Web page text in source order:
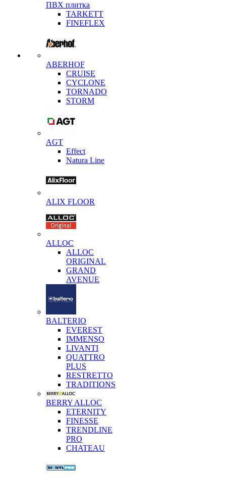
ПВХ плитка
TARKETT
FINEFLEX
ABERHOF
CRUISE
CYCLONE
TORNADO
STORM
AGT
Effect
Natura Line
ALIX FLOOR
ALLOC
ALLOC
ORIGINAL
GRAND
AVENUE
BALTERIO
EVEREST
IMMENSO
LIVANTI
QUATTRO
PLUS
RESTRETTO
TRADITIONS
BERRY ALLOC
ETERNITY
FINESSE
TRENDLINE
PRO
CHATEAU